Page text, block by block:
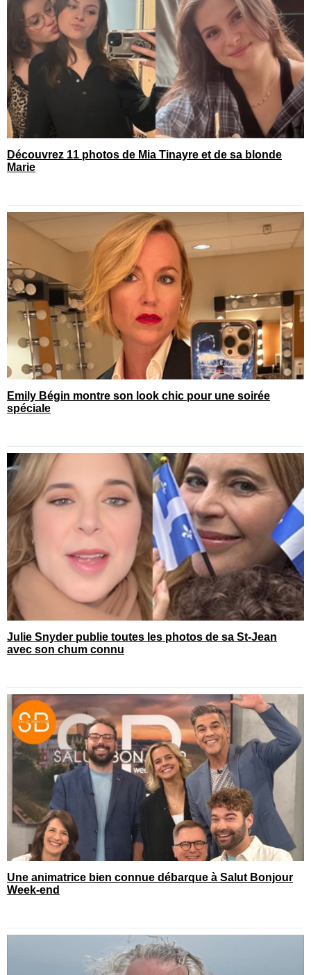
Découvrez 11 photos de Mia Tinayre et de sa blonde
Marie
Emily Bégin montre son look chic pour une soirée
spéciale
Julie Snyder publie toutes les photos de sa St-Jean
avec son chum connu
Une animatrice bien connue débarque à Salut Bonjour
Week-end